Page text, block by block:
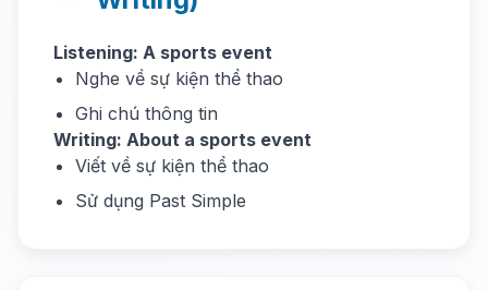
Listening: A sports event
Nghe về sự kiện thể thao
Ghi chú thông tin
Writing: About a sports event
Viết về sự kiện thể thao
Sử dụng Past Simple